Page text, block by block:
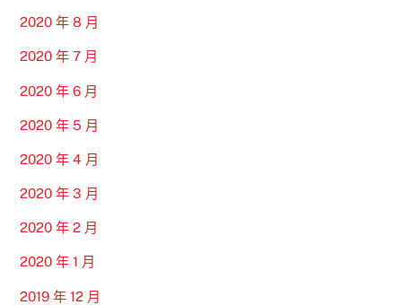
2020 年 8 月
2020 年 7 月
2020 年 6 月
2020 年 5 月
2020 年 4 月
2020 年 3 月
2020 年 2 月
2020 年 1 月
2019 年 12 月